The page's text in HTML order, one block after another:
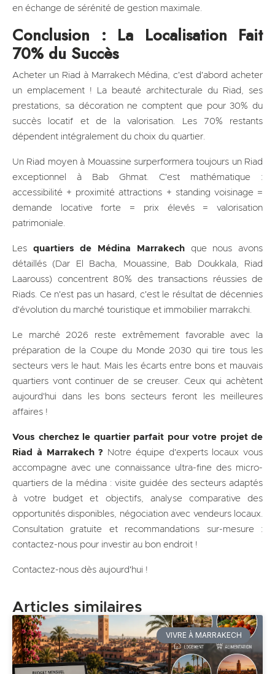
en échange de sérénité de gestion maximale.
Conclusion : La Localisation Fait
70% du Succès
Acheter un Riad à Marrakech Médina, c'est d'abord acheter
un emplacement ! La beauté architecturale du Riad, ses
prestations, sa décoration ne comptent que pour 30% du
succès locatif et de la valorisation. Les 70% restants
dépendent intégralement du choix du quartier.
Un Riad moyen à Mouassine surperformera toujours un Riad
exceptionnel à Bab Ghmat. C'est mathématique :
accessibilité + proximité attractions + standing voisinage =
demande locative forte = prix élevés = valorisation
patrimoniale.
Les quartiers de Médina Marrakechque nous avons
détaillés (Dar El Bacha, Mouassine, Bab Doukkala, Riad
Laarouss) concentrent 80% des transactions réussies de
Riads. Ce n'est pas un hasard, c'est le résultat de décennies
d'évolution du marché touristique et immobilier marrakchi.
Le marché 2026 reste extrêmement favorable avec la
préparation de la Coupe du Monde 2030 qui tire tous les
secteurs vers le haut. Mais les écarts entre bons et mauvais
quartiers vont continuer de se creuser. Ceux qui achètent
aujourd'hui dans les bons secteurs feront les meilleures
affaires !
Vous cherchez le quartier parfait pour votre projet de
Riad à Marrakech ? Notre équipe d'experts locaux vous
accompagne avec une connaissance ultra-fine des micro-
quartiers de la médina : visite guidée des secteurs adaptés
à votre budget et objectifs, analyse comparative des
opportunités disponibles, négociation avec vendeurs locaux.
Consultation gratuite et recommandations sur-mesure :
contactez-nous pour investir au bon endroit !
Contactez-nous dès aujourd'hui !
Articles similaires
VIVRE À MARRAKECH